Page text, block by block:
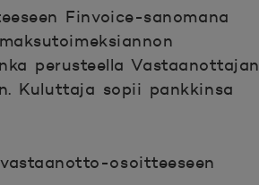
Finvoice-sanomana
perusteella Vastaanottajan
Kuluttaja sopii pankkinsa
osoitteeseen